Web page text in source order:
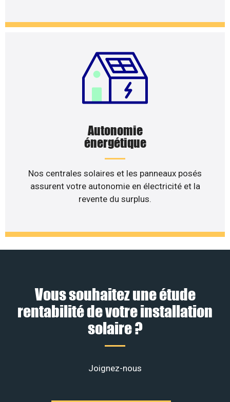
Autonomie
énergétique
Nos centrales solaires et les panneaux posés
assurent votre autonomie en électricité et la
revente du surplus.
Vous souhaitez une étude
rentabilité de votre installation
solaire ?
Joignez-nous